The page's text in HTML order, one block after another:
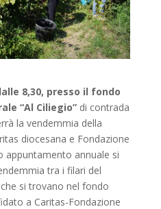
8,30, presso il fondo
“Al Ciliegio”di contrada
la vendemmia della
diocesana e Fondazione
appuntamento annuale si
tra i filari del
si trovano nel fondo
a Caritas-Fondazione